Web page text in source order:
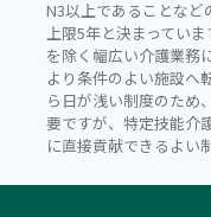
N3以上であることなど
上限5年と決まってい
を除く幅広い介護業務
より条件のよい施設へ
ら日が浅い制度のため
要ですが、特定技能介
に直接貢献できるよい